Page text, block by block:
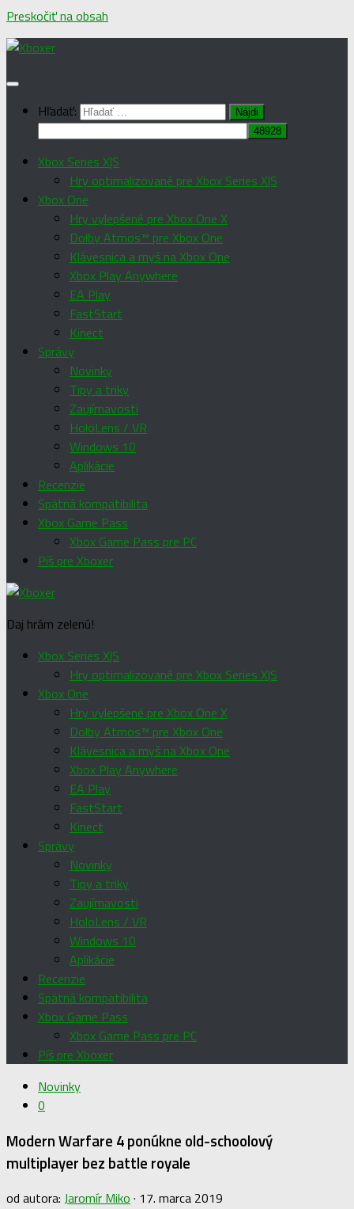
Preskočiť na obsah
Hľadať:
Xbox Series X|S
Hry optimalizované pre Xbox Series X|S
Xbox One
Hry vylepšené pre Xbox One X
Dolby Atmos™ pre Xbox One
Klávesnica a myš na Xbox One
Xbox Play Anywhere
EA Play
FastStart
Kinect
Správy
Novinky
Tipy a triky
Zaujímavosti
HoloLens / VR
Windows 10
Aplikácie
Recenzie
Spätná kompatibilita
Xbox Game Pass
Xbox Game Pass pre PC
Píš pre Xboxer
Daj hrám zelenú!
Xbox Series X|S
Hry optimalizované pre Xbox Series X|S
Xbox One
Hry vylepšené pre Xbox One X
Dolby Atmos™ pre Xbox One
Klávesnica a myš na Xbox One
Xbox Play Anywhere
EA Play
FastStart
Kinect
Správy
Novinky
Tipy a triky
Zaujímavosti
HoloLens / VR
Windows 10
Aplikácie
Recenzie
Spätná kompatibilita
Xbox Game Pass
Xbox Game Pass pre PC
Píš pre Xboxer
Novinky
0
Modern Warfare 4 ponúkne old-schoolový
multiplayer bez battle royale
od autora: Jaromír Miko · 17. marca 2019